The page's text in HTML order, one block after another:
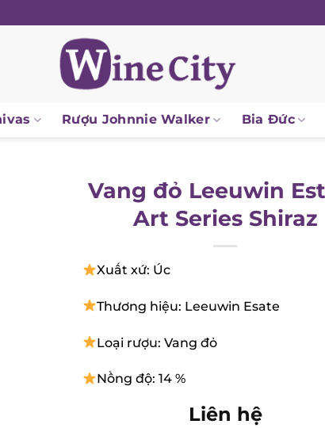
Rượu Johnnie Walker Bia Đức
Vang đỏ Leeuwin
Art Series Shiraz
Xuất xứ: Úc
Thương hiệu: Leeuwin Esate
Loại rượu: Vang đỏ
Nồng độ: 14 %
Liên hệ